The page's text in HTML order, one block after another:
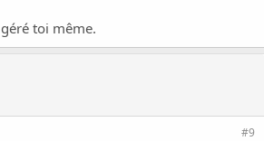
toi même.
#9